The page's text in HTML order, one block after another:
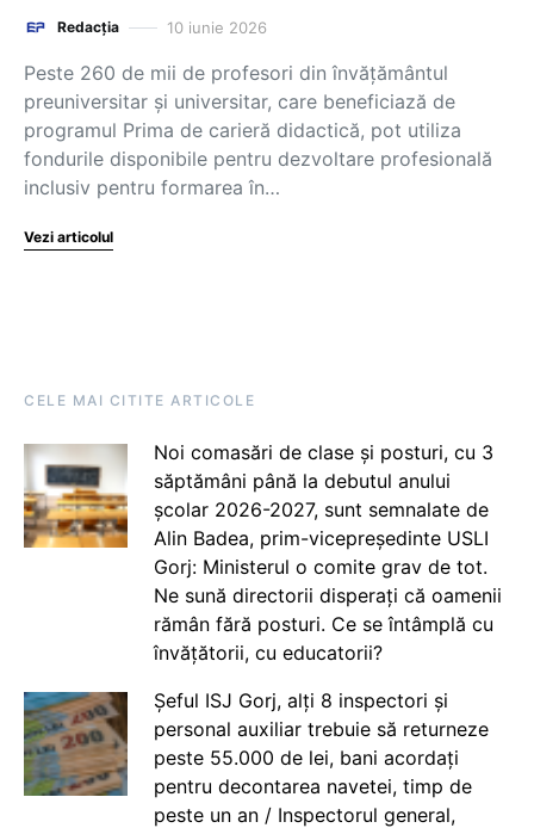
Redacția 10 iunie 2026
Peste 260 de mii de profesori din învățământul
preuniversitar și universitar, care beneficiază de
programul Prima de carieră didactică, pot utiliza
fondurile disponibile pentru dezvoltare profesională
inclusiv pentru formarea în…
Vezi articolul
CELE MAI CITITE ARTICOLE
Noi comasări de clase și posturi, cu 3
săptămâni până la debutul anului
școlar 2026-2027, sunt semnalate de
Alin Badea, prim-vicepreședinte USLI
Gorj: Ministerul o comite grav de tot.
Ne sună directorii disperați că oamenii
rămân fără posturi. Ce se întâmplă cu
învățătorii, cu educatorii?
Șeful ISJ Gorj, alți 8 inspectori și
personal auxiliar trebuie să returneze
peste 55.000 de lei, bani acordați
pentru decontarea navetei, timp de
peste un an / Inspectorul general,